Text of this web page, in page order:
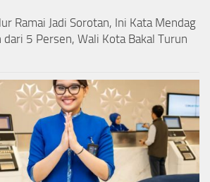
Ramai Jadi Sorotan, Ini Kata Mendag
dari 5 Persen, Wali Kota Bakal Turun